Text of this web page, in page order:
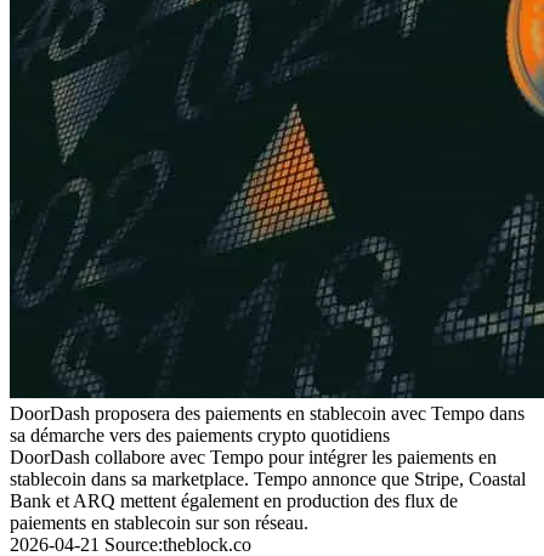
DoorDash proposera des paiements en stablecoin avec Tempo dans
sa démarche vers des paiements crypto quotidiens
DoorDash collabore avec Tempo pour intégrer les paiements en
stablecoin dans sa marketplace. Tempo annonce que Stripe, Coastal
Bank et ARQ mettent également en production des flux de
paiements en stablecoin sur son réseau.
2026-04-21 Source:theblock.co